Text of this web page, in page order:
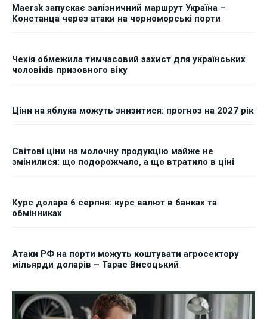
Maersk запускає залізничний маршрут Україна –
Констанца через атаки на чорноморські порти
Чехія обмежила тимчасовий захист для українських
чоловіків призовного віку
Ціни на яблука можуть знизитися: прогноз на 2027 рік
Світові ціни на молочну продукцію майже не
змінилися: що подорожчало, а що втратило в ціні
Курс долара 6 серпня: курс валют в банках та
обмінниках
Атаки РФ на порти можуть коштувати агросектору
мільярди доларів – Тарас Висоцький